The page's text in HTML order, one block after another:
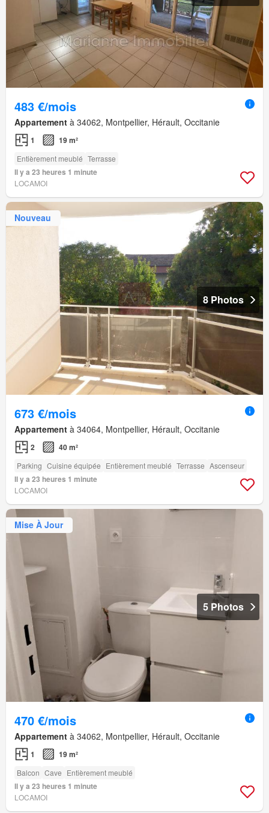
483 €/mois
Appartement à 34062, Montpellier, Hérault, Occitanie
1 19 m²
Entièrement meublé Terrasse
Il y a 23 heures 1 minute
LOCAMOI
Nouveau
8 Photos
673 €/mois
Appartement à 34064, Montpellier, Hérault, Occitanie
2 40 m²
Parking Cuisine équipée Entièrement meublé Terrasse Ascenseur
Il y a 23 heures 1 minute
LOCAMOI
Mise À Jour
5 Photos
470 €/mois
Appartement à 34062, Montpellier, Hérault, Occitanie
1 19 m²
Balcon Cave Entièrement meublé
Il y a 23 heures 1 minute
LOCAMOI